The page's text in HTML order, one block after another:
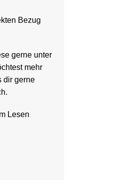
Bezug
gerne unter
mehr
dir gerne
Lesen